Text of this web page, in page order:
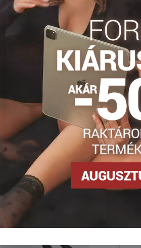
Combzokni Akciók
FacebookTwitterBluesky